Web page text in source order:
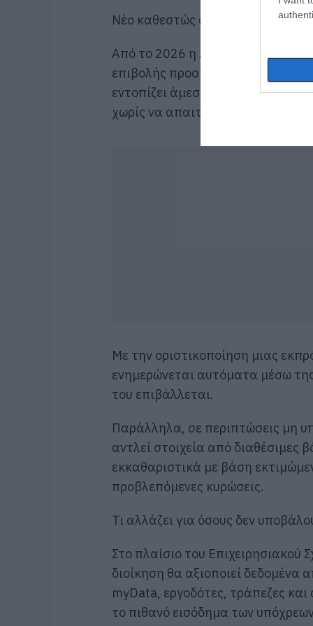
Νέο καθεστώς
Από το 2026 η ΑΑΔΕ προχωρά σε
επιβολής προστίμων για
εντοπίζει άμεσα τις
χωρίς να απαιτείται παρέμβαση
Με την οριστικοποίηση μιας
ενημερώνεται αυτόματα μέσω
του επιβάλλεται.
Παράλληλα, σε περιπτώσεις μη
αντλεί στοιχεία από διαθέσιμες
εκκαθαριστικά με βάση
προβλεπόμενες κυρώσεις.
Τι αλλάζει για όσους δεν
Στο πλαίσιο του Επιχειρησιακού
διοίκηση θα αξιοποιεί
myData, εργοδότες, τράπεζες και
το πιθανό εισόδημα των